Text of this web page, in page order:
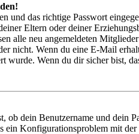
und das richtige Passwort
Eltern oder deiner
alle neu angemeldeten
nicht. Wenn du eine E-Mail
wurde. Wenn du dir sicher bist,
ob dein Benutzername und dein
ein Konfigurationsproblem mit